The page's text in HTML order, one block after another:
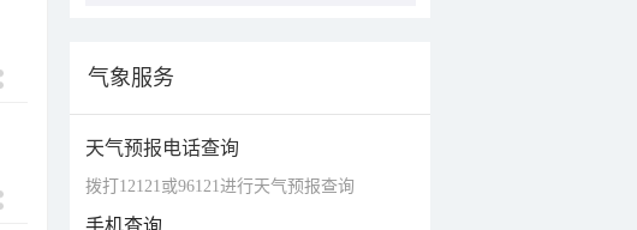
气象服务
天气预报电话查询
拨打12121或96121进行天气预报查询
手机查询